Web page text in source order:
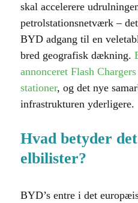
skal accelerere
petrolstationsnetværk –
BYD adgang til en
bred geografisk dækning.
annonceret Flash
stationer, og det nye
infrastrukturen yderligere.
Hvad betyder
elbilister?
BYD’s entre i det